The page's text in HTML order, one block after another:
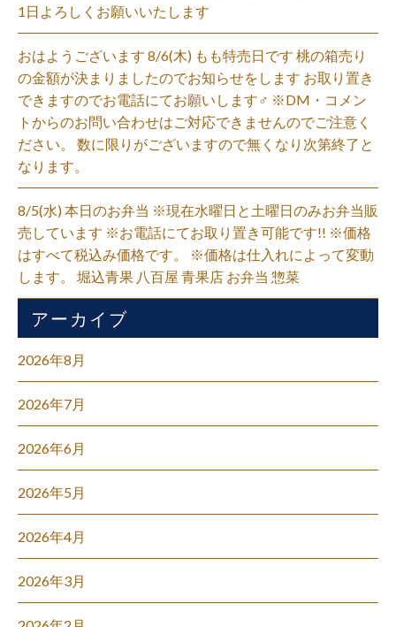
1日よろしくお願いいたします
おはようございます 8/6(木) もも特売日です 桃の箱売り
の金額が決まりましたのでお知らせをします お取り置き
できますのでお電話にてお願いします‍♂️ ※DM・コメン
トからのお問い合わせはご対応できませんのでご注意く
ださい。 数に限りがございますので無くなり次第終了と
なります。
8/5(水) 本日のお弁当 ※現在水曜日と土曜日のみお弁当販
売しています ※お電話にてお取り置き可能です!! ※価格
はすべて税込み価格です。 ※価格は仕入れによって変動
します。 堀込青果 八百屋 青果店 お弁当 惣菜
アーカイブ
2026年8月
2026年7月
2026年6月
2026年5月
2026年4月
2026年3月